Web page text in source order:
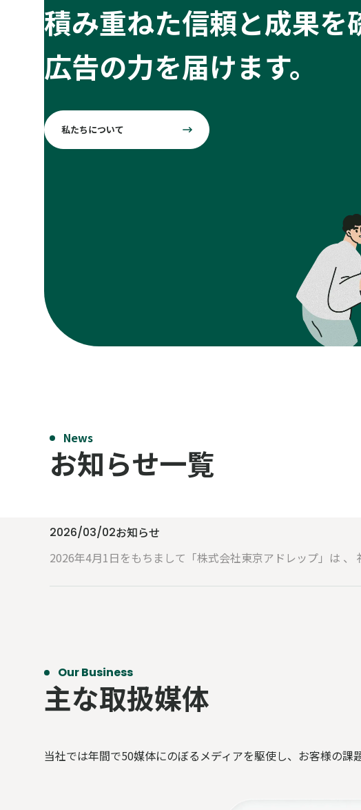
積み重ねた信頼と成果を
広告の力を届けます。
私たちについて
お知らせ一覧
News
2026/03/02お知らせ
2026年4月1日をもちまして「株式会社東京アドレップ」は 、
主な取扱媒体
Our Business
当社では年間で50媒体にのぼるメディアを駆使し、お客様の課